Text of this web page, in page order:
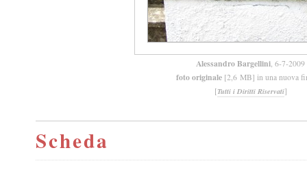
Alessandro Bargellini , 6-7-2009
foto originale [2,6 MB] in una nuova
[Tutti i Diritti Riservati]
Scheda